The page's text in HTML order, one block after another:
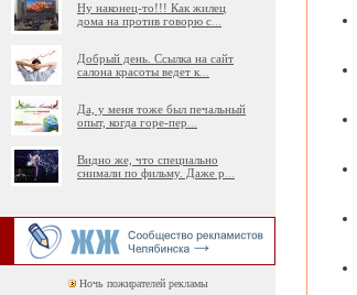
Ну наконец-то!!! Как жилец
дома на против говорю с
Добрый день. Ссылка на сайт
салона красоты ведет к
Да, у меня тоже был печальный
опыт, когда горе-пер
Видно же, что специально
снимали по фильму. Даже р
Ночь пожирателей рекламы